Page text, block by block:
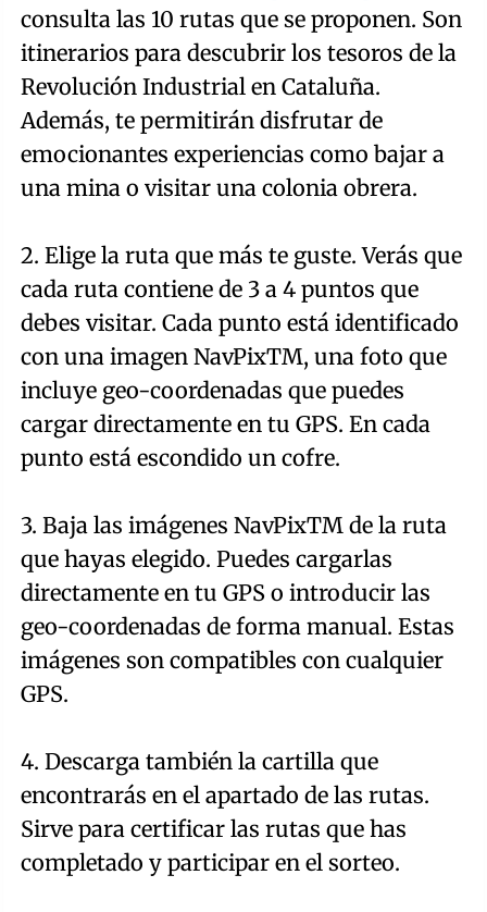
consulta las 10 rutas que se proponen. Son
itinerarios para descubrir los tesoros de la
Revolución Industrial en Cataluña.
Además, te permitirán disfrutar de
emocionantes experiencias como bajar a
una mina o visitar una colonia obrera.
2. Elige la ruta que más te guste. Verás que
cada ruta contiene de 3 a 4 puntos que
debes visitar. Cada punto está identificado
con una imagen NavPixTM, una foto que
incluye geo-coordenadas que puedes
cargar directamente en tu GPS. En cada
punto está escondido un cofre.
3. Baja las imágenes NavPixTM de la ruta
que hayas elegido. Puedes cargarlas
directamente en tu GPS o introducir las
geo-coordenadas de forma manual. Estas
imágenes son compatibles con cualquier
GPS.
4. Descarga también la cartilla que
encontrarás en el apartado de las rutas.
Sirve para certificar las rutas que has
completado y participar en el sorteo.